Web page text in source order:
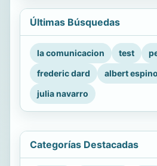
Últimas Búsquedas
la comunicacion test
frederic dard
albert
julia navarro
Categorías Destacadas